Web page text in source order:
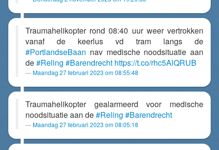
Traumahelikopter rond 08:40 uur weer vertrokken
vanaf de keerlus vd tram langs de
#PortlandseBaan nav medische noodsituatie aan
de#Reling #Barendrecht https://t.co/rhc5AlQRUB
Maandag 27 februari 2023 om 08:55:48
Traumahelikopter gealarmeerd voor medische
noodsituatie aan de#Reling #Barendrecht
Maandag 27 februari 2023 om 08:05:18